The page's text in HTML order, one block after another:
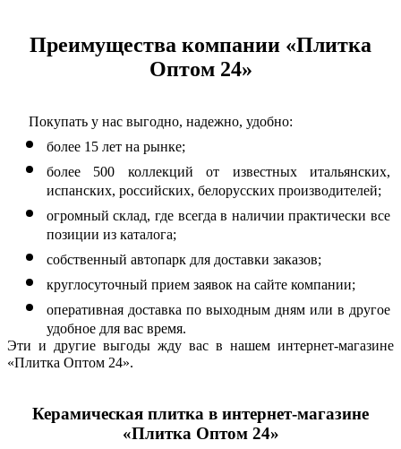
Преимущества компании «Плитка
Оптом 24»
Покупать у нас выгодно, надежно, удобно:
более 15 лет на рынке;
более 500 коллекций от известных итальянских,
испанских, российских, белорусских производителей;
огромный склад, где всегда в наличии практически все
позиции из каталога;
собственный автопарк для доставки заказов;
круглосуточный прием заявок на сайте компании;
оперативная доставка по выходным дням или в другое
удобное для вас время.
Эти и другие выгоды жду вас в нашем интернет-магазине
«Плитка Оптом 24».
Керамическая плитка в интернет-магазине
«Плитка Оптом 24»